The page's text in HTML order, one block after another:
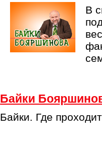
В
Байки
Байки. Где